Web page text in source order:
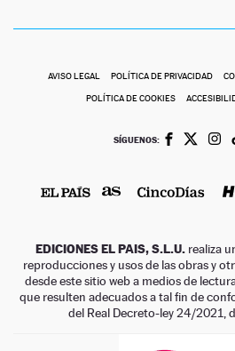
AVISO LEGAL POLÍTICA DE PRIVACIDAD
POLÍTICA DE COOKIES
SÍGUENOS:
EDICIONES EL PAIS, S.L.U. realiza
reproducciones y usos de las obras y
desde este sitio web a medios de
que resulten adecuados a tal fin de
del Real Decreto-ley 24/2021,